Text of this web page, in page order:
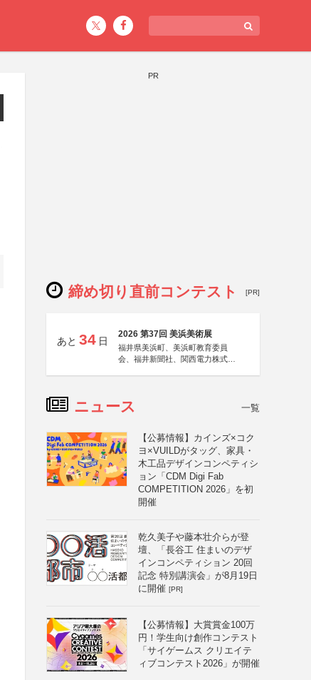
PR
締め切り直前コンテスト [PR]
あと 34 日
2026 第37回 美浜美術展
福井県美浜町、美浜町教育委員
会、福井新聞社、関西電力株式会
ニュース 一覧
【公募情報】カインズ×コク
ヨ×VUILDがタッグ、家具・
木工品デザインコンペティシ
ョン「CDM Digi Fab
COMPETITION 2026」を初
開催
乾久美子や藤本壮介らが登
壇、「長谷工 住まいのデザ
インコンペティション 20回
記念 特別講演会」が8月19日
に開催 [PR]
【公募情報】大賞賞金100万
円！学生向け創作コンテスト
「サイゲームス クリエイテ
ィブコンテスト2026」が開催